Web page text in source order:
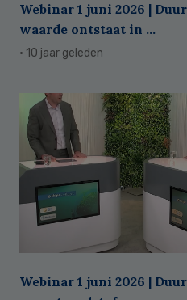
Webinar 1 juni 2026 |
waarde ontstaat in ...
· 10 jaar geleden
Webinar 1 juni 2026 |